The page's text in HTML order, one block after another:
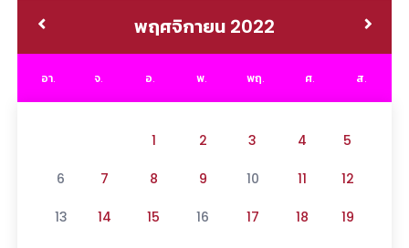
พฤศจิกายน 2022
อา. จ. อ. พ. พฤ. ศ. ส.
1 2 3 4 5
6 7 8 9 10 11 12
13 14 15 16 17 18 19